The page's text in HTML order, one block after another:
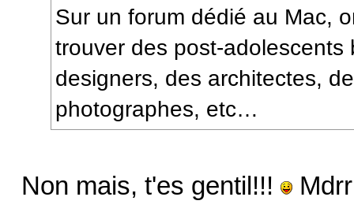
Sur un forum dédié au Mac,
trouver des post-adolescents
designers, des architectes,
photographes, etc…
Non mais, t'es gentil!!!